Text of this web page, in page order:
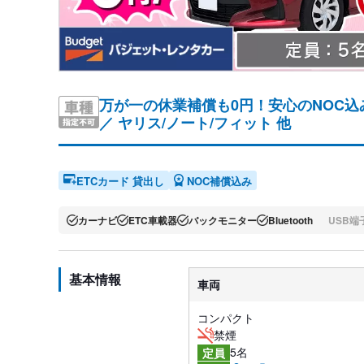
万が一の休業補償も0円！安心のNOC
／ ヤリス/ノート/フィット 他
ETCカード 貸出し NOC補償込み
カーナビ ETC車載器 バックモニター Bluetooth USB端
基本情報 車両
コンパクト
禁煙
定員 5名